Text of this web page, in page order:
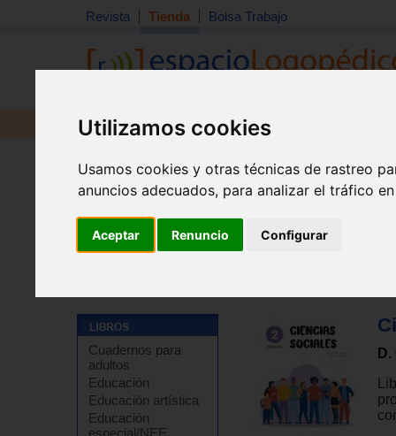
Utilizamos cookies
Usamos cookies y otras técnicas de rastreo
anuncios adecuados, para analizar el tráfico
Aceptar Renuncio Configurar
Revista Tienda Bolsa Trabajo
Revista Libros Material
Cuadernos para
adultos
Educación
Educación artística
Educación
especial/NEE